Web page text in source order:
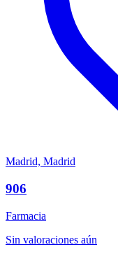
Madrid, Madrid
906
Farmacia
Sin valoraciones aún